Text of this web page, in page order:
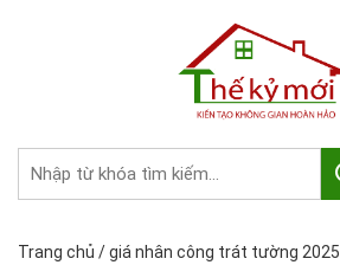
Trang chủ /giá nhân công trát tường 2025